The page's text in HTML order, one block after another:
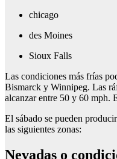
chicago
des Moines
Sioux Falls
Las condiciones más frías
Bismarck y Winnipeg. Las
alcanzar entre 50 y 60 mph.
El sábado se pueden
las siguientes zonas:
Nevadas o